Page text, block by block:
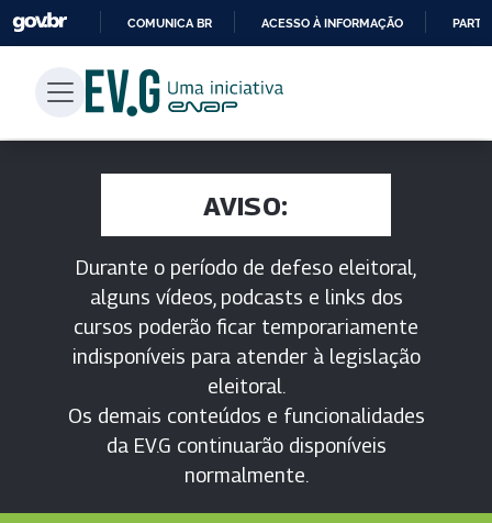
PARA
CONTEÚDO
COMUNICA BR ACESSO À INFORMAÇÃO
AVISO:
Durante o período de defeso eleitoral,
alguns vídeos, podcasts e links dos
cursos poderão ficar temporariamente
indisponíveis para atender à legislação
eleitoral.
Os demais conteúdos e funcionalidades
da EV.G continuarão disponíveis
normalmente.